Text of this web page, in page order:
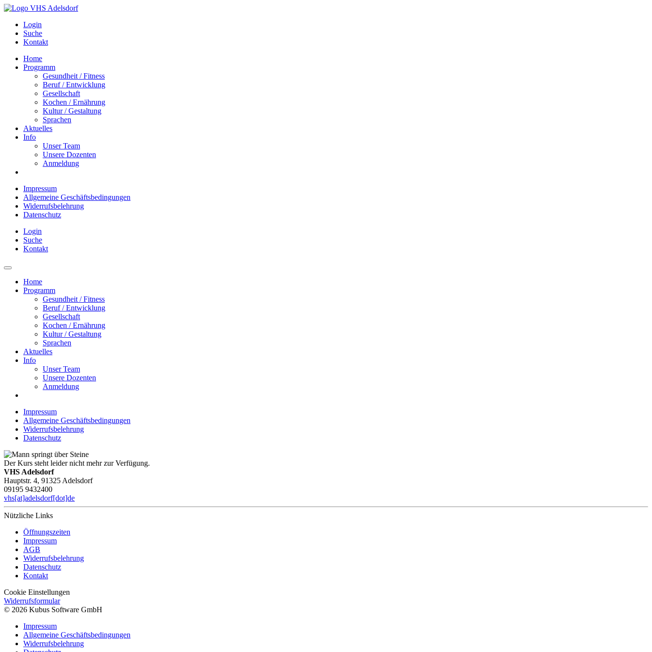
Login
Suche
Kontakt
Home
Programm
Gesundheit / Fitness
Beruf / Entwicklung
Gesellschaft
Kochen / Ernährung
Kultur / Gestaltung
Sprachen
Aktuelles
Info
Unser Team
Unsere Dozenten
Anmeldung
Impressum
Allgemeine Geschäftsbedingungen
Widerrufsbelehrung
Datenschutz
Login
Suche
Kontakt
Home
Programm
Gesundheit / Fitness
Beruf / Entwicklung
Gesellschaft
Kochen / Ernährung
Kultur / Gestaltung
Sprachen
Aktuelles
Info
Unser Team
Unsere Dozenten
Anmeldung
Impressum
Allgemeine Geschäftsbedingungen
Widerrufsbelehrung
Datenschutz
Der Kurs steht leider nicht mehr zur Verfügung.
VHS Adelsdorf
Hauptstr. 4, 91325 Adelsdorf
09195 9432400
vhs[at]adelsdorf[dot]de
Nützliche Links
Öffnungszeiten
Impressum
AGB
Widerrufsbelehrung
Datenschutz
Kontakt
Cookie Einstellungen
Widerrufsformular
© 2026 Kubus Software GmbH
Impressum
Allgemeine Geschäftsbedingungen
Widerrufsbelehrung